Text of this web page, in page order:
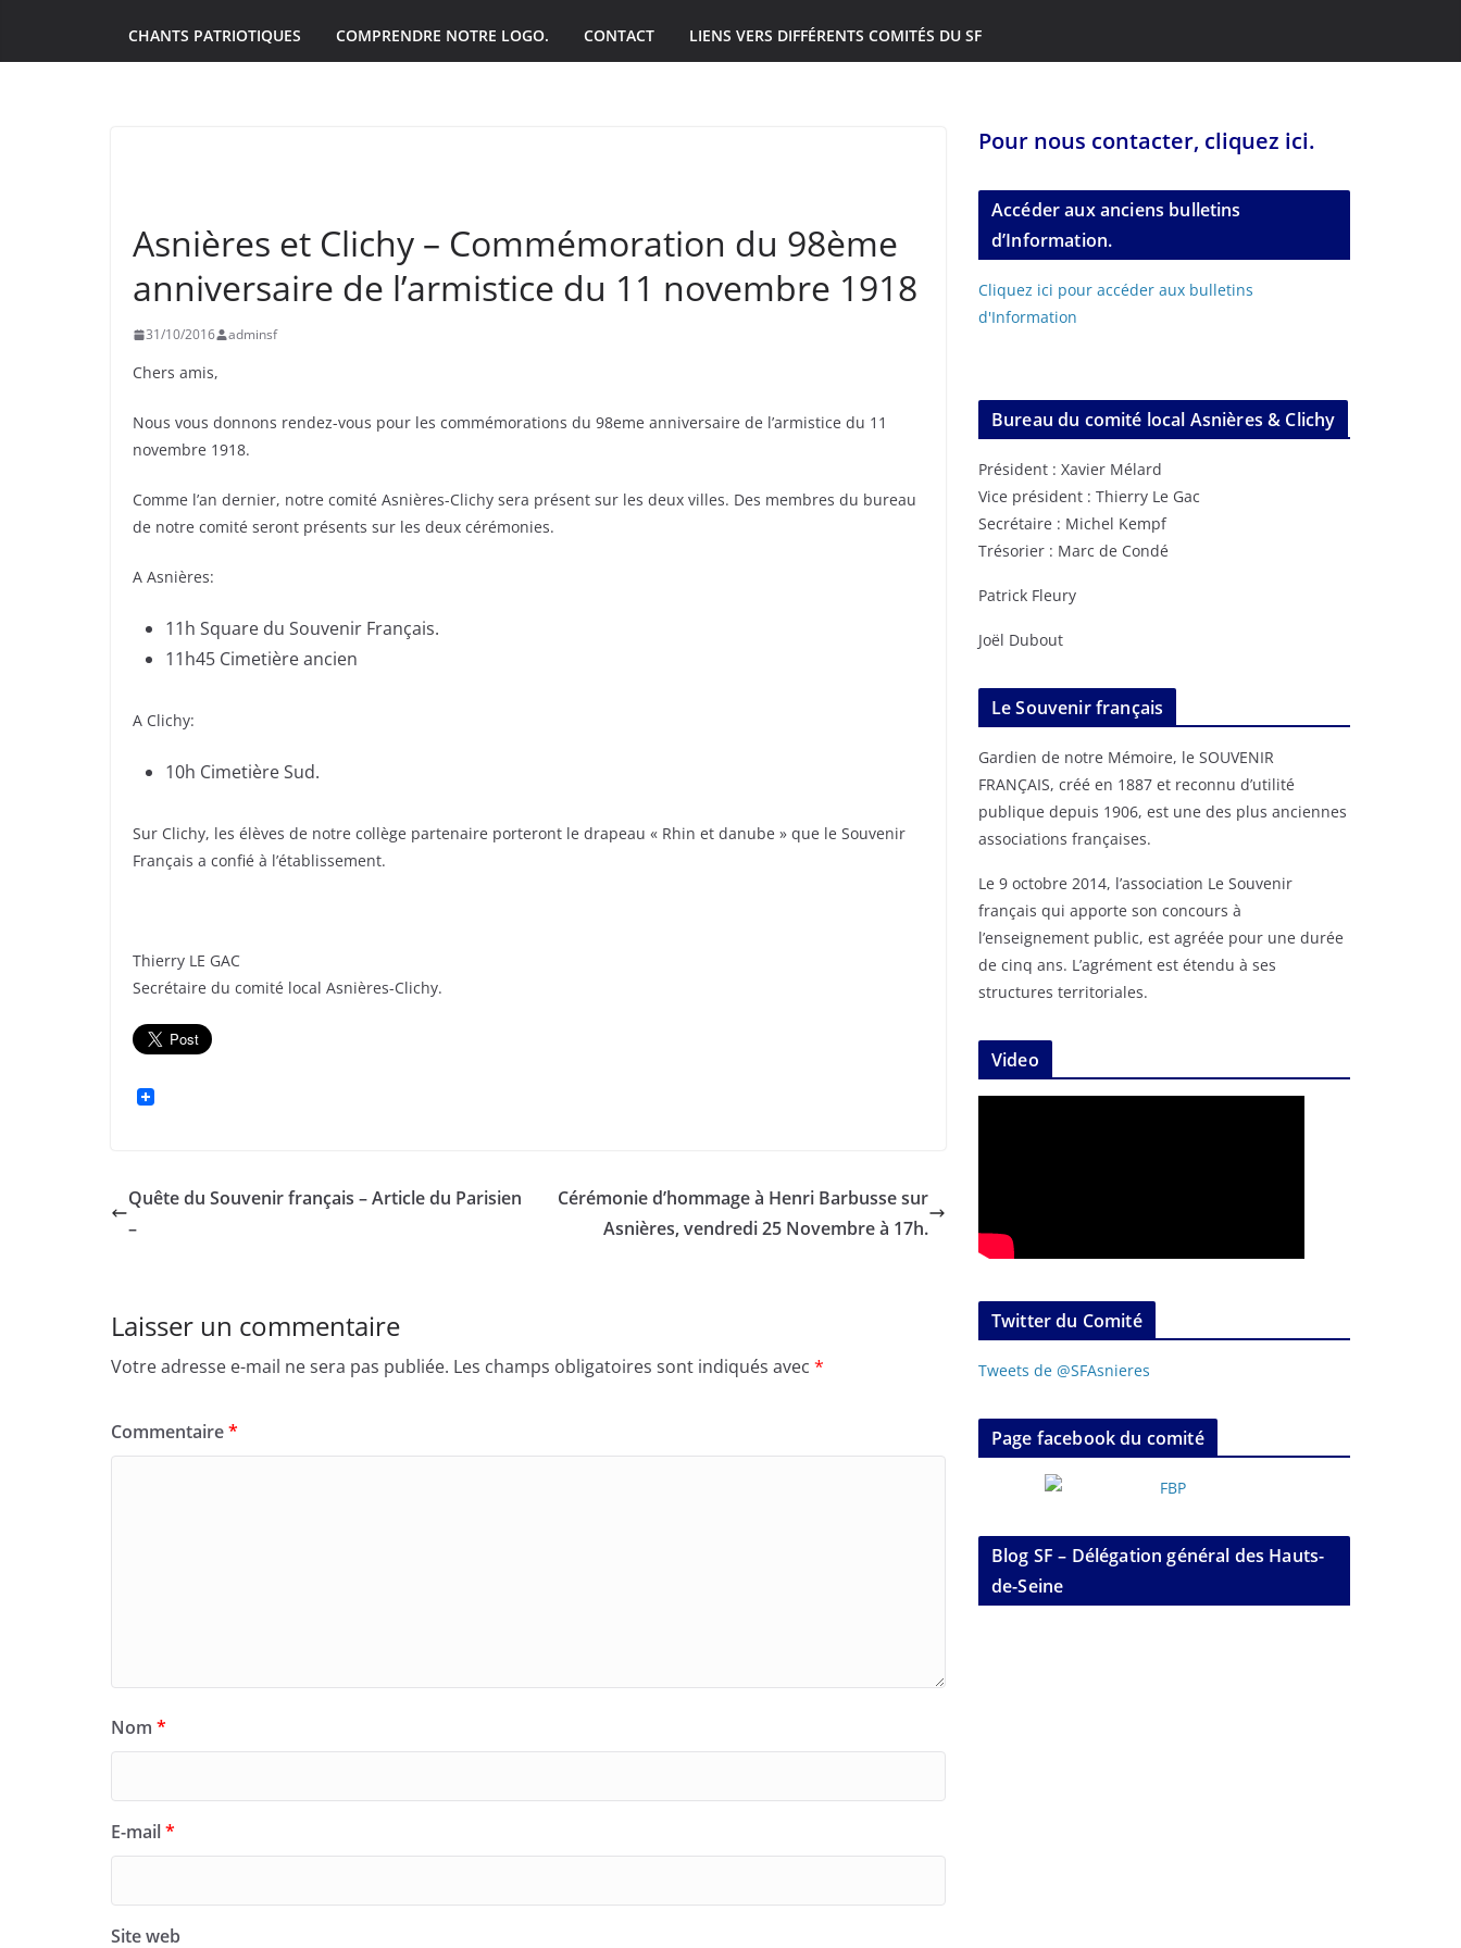
CHANTS PATRIOTIQUES COMPRENDRE NOTRE LOGO. CONTACT LIENS VERS DIFFÉRENTS COMITÉS DU SF
Asnières et Clichy – Commémoration du 98ème
anniversaire de l’armistice du 11 novembre 1918
31/10/2016 adminsf
Chers amis,
Nous vous donnons rendez-vous pour les commémorations du 98eme anniversaire de l’armistice du 11
novembre 1918.
Comme l’an dernier, notre comité Asnières-Clichy sera présent sur les deux villes. Des membres du bureau
de notre comité seront présents sur les deux cérémonies.
A Asnières:
11h Square du Souvenir Français.
11h45 Cimetière ancien
A Clichy:
10h Cimetière Sud.
Sur Clichy, les élèves de notre collège partenaire porteront le drapeau « Rhin et danube » que le Souvenir
Français a confié à l’établissement.
Thierry LE GAC
Secrétaire du comité local Asnières-Clichy.
Quête du Souvenir français – Article du Parisien
–
Cérémonie d’hommage à Henri Barbusse sur
Asnières, vendredi 25 Novembre à 17h.
Laisser un commentaire
Votre adresse e-mail ne sera pas publiée. Les champs obligatoires sont indiqués avec *
Commentaire*
Nom *
E-mail*
Site web
Pour nous contacter, cliquez ici.
Accéder aux anciens bulletins
d’Information.
Cliquez ici pour accéder aux bulletins
d'Information
Bureau du comité local Asnières & Clichy
Président : Xavier Mélard
Vice président : Thierry Le Gac
Secrétaire : Michel Kempf
Trésorier : Marc de Condé
Patrick Fleury
Joël Dubout
Le Souvenir français
Gardien de notre Mémoire, le SOUVENIR
FRANÇAIS, créé en 1887 et reconnu d’utilité
publique depuis 1906, est une des plus anciennes
associations françaises.
Le 9 octobre 2014, l’association Le Souvenir
français qui apporte son concours à
l’enseignement public, est agréée pour une durée
de cinq ans. L’agrément est étendu à ses
structures territoriales.
Video
Twitter du Comité
Tweets de @SFAsnieres
Page facebook du comité
Blog SF – Délégation général des Hauts-
de-Seine